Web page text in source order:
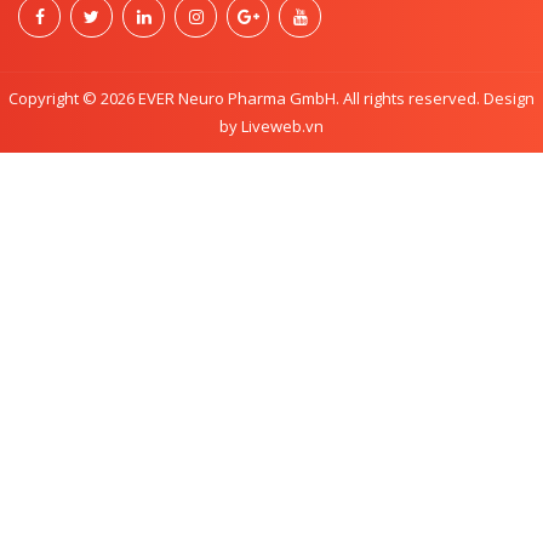
Copyright © 2026 EVER Neuro Pharma GmbH. All rights reserved. Design
by Liveweb.vn